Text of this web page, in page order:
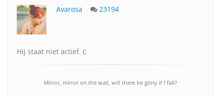
Avarosa 23194
Hij staat niet actief. (:
Mirror, mirror on the wall, will there be glory if I fall?